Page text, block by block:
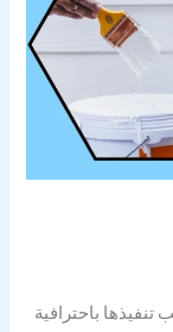
تنفيذها باحترافية